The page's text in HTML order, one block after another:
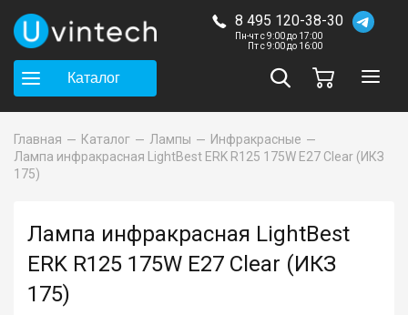
8 495 120-38-30
Пн-чт с 9:00 до 17:00
Пт с 9:00 до 16:00
Каталог
Главная Каталог Лампы
Инфракрасные
Лампа инфракрасная LightBest ERK R125 175W E27 Clear (ИКЗ
175)
Лампа инфракрасная LightBest
ERK R125 175W E27 Clear (ИКЗ
175)